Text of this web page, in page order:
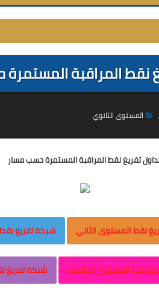
نقط المراقبة
المستوى الثانوي
تفريغ نقط المراقبة المستمرة حسب مسار
نقط المستوى الثاني شبكة تفريغ
نقط المستوى الخامس شبكة تفريغ